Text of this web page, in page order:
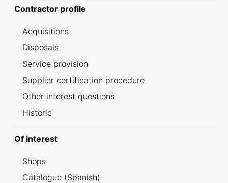
Contractor profile
Acquisitions
Disposals
Service provision
Supplier certification procedure
Other interest questions
Historic
Of interest
Shops
Catalogue (Spanish)